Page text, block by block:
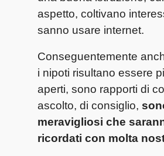
aspetto, coltivano
sanno usare internet.
Conseguentemente
i nipoti risultano essere
aperti, sono rapporti di
ascolto, di consiglio,
meravigliosi che
ricordati con molta